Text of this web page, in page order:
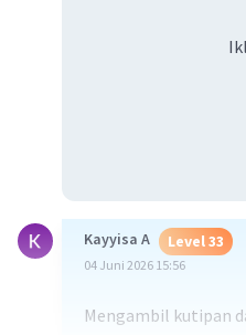
Kayyisa A Level 33
04 Juni 2026 15:56
Mengambil kutipan